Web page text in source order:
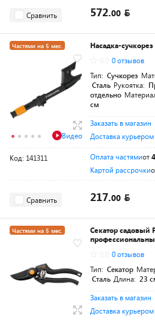
Сравнить 572.00
Частями на 5 мес.
Видео
Насадка-
0 отзывов
Тип: Сучкорез
Сталь Рукоятка:
отдельно
см
Заказать в магазин
Доставка курьером
Код: 141311 Оплата частямиот
Картой рассрочки
Сравнить 217.00
Частями на 5 мес.
Секатор садовый
0 отзывов
Тип: Секатор
Сталь Длина: 23
Заказать в магазин
Доставка курьером